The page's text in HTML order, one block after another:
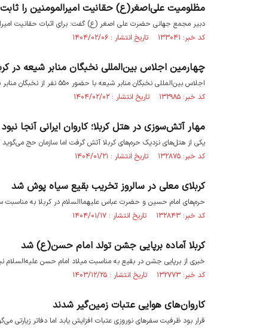
مظلومیت علی‌اصغر(ع) حقانیت امیرالمومنین را
دبیر مجمع جهانی حضرت علی اصغر (ع) گفت: برای اثبات حقانیت
کد خبر: ۱۳۳۰۴۱ تاریخ انتشار : ۱۴۰۴/۰۲/۰۶
چهارمین اجلاس بین‌المللی نخبگان منابر شیعه
اجلاس بین‌المللی نخبگان منابر شیعه با حضور ۵۵۰ نفر از نخبگان منابر شیعه در کربلای معلی برگزار می‌شود.
کد خبر: ۱۳۲۹۸۵ تاریخ انتشار : ۱۴۰۴/۰۲/۰۲
مهار آتش‌‌سوزی در هتل کربلا؛ کاروان‌ ایرانی آنجا نبود
یکی از هتل‌های نزدیک حرم‌های کربلا آتش گرفت اما سازمان حج می‌گوید
کد خبر: ۱۳۲۸۷۵ تاریخ انتشار : ۱۴۰۴/۰۱/۲۱
کربلای معلی در سالروز تخریب بقیع سیاه پوش شد
حرم‌های امام حسین و حضرت عباس علیهماالسلام در کربلا به مناسبت
کد خبر: ۱۳۲۸۴۳ تاریخ انتشار : ۱۴۰۴/۰۱/۱۷
کربلا آماده برپایی جشن تولد امام حسن(ع) شد
خبری از برپایی جشن در بقیع به مناسبت میلاد امام حسن علیه‌السلام
کد خبر: ۱۳۲۷۷۳ تاریخ انتشار : ۱۴۰۳/۱۲/۲۵
کاروان‌های هوایی عتبات زمین‌گیر شدند
قرار بود ظرفیت سفرهای نوروزی عتبات افزایش یابد اما دفاتر زیارتی